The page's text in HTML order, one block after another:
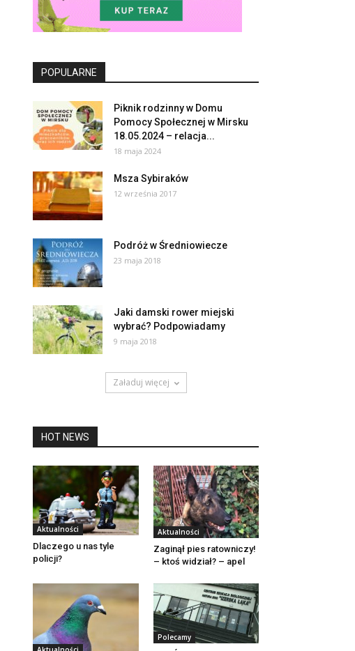
POPULARNE
Piknik rodzinny w Domu
Pomocy Społecznej w Mirsku
18.05.2024 – relacja...
18 maja 2024
Msza Sybiraków
12 września 2017
Podróż w Średniowiecze
23 maja 2018
Jaki damski rower miejski
wybrać? Podpowiadamy
9 maja 2018
Załaduj więcej
HOT NEWS
Aktualności
Dlaczego u nas tyle
policji?
Aktualności
Zaginął pies ratowniczy!
– ktoś widział? – apel
Polecamy